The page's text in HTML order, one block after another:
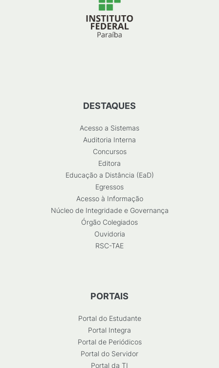
DESTAQUES
Acesso a Sistemas
Auditoria Interna
Concursos
Editora
Educação a Distância (EaD)
Egressos
Acesso à Informação
Núcleo de Integridade e Governança
Órgão Colegiados
Ouvidoria
RSC-TAE
PORTAIS
Portal do Estudante
Portal Integra
Portal de Periódicos
Portal do Servidor
Portal da TI